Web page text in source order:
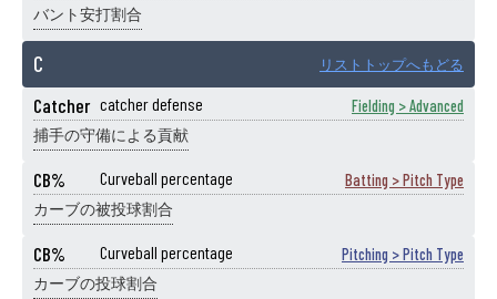
バント安打割合
C リストトップへもどる
Catcher catcher defense Fielding > Advanced
捕手の守備による貢献
CB% Curveball percentage Batting > Pitch Type
カーブの被投球割合
CB% Curveball percentage Pitching > Pitch Type
カーブの投球割合